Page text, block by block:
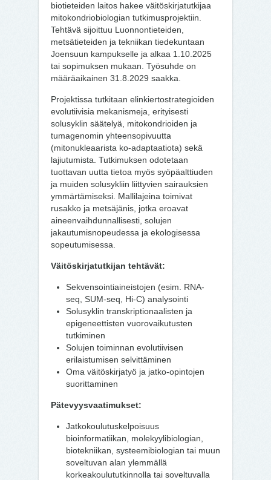
biotieteiden laitos hakee väitöskirjatutkijaa
mitokondriobiologian tutkimusprojektiin.
Tehtävä sijoittuu Luonnontieteiden,
metsätieteiden ja tekniikan tiedekuntaan
Joensuun kampukselle ja alkaa 1.10.2025
tai sopimuksen mukaan. Työsuhde on
määräaikainen 31.8.2029 saakka.
Projektissa tutkitaan elinkiertostrategioiden
evolutiivisia mekanismeja, erityisesti
solusyklin säätelyä, mitokondrioiden ja
tumagenomin yhteensopivuutta
(mitonukleaarista ko-adaptaatiota) sekä
lajiutumista. Tutkimuksen odotetaan
tuottavan uutta tietoa myös syöpäalttiuden
ja muiden solusykliin liittyvien sairauksien
ymmärtämiseksi. Mallilajeina toimivat
rusakko ja metsäjänis, jotka eroavat
aineenvaihdunnallisesti, solujen
jakautumisnopeudessa ja ekologisessa
sopeutumisessa.
Väitöskirjatutkijan tehtävät:
Sekvensointiaineistojen (esim. RNA-
seq, SUM-seq, Hi-C) analysointi
Solusyklin transkriptionaalisten ja
epigeneettisten vuorovaikutusten
tutkiminen
Solujen toiminnan evolutiivisen
erilaistumisen selvittäminen
Oma väitöskirjatyö ja jatko-opintojen
suorittaminen
Pätevyysvaatimukset:
Jatkokoulutuskelpoisuus
bioinformatiikan, molekyylibiologian,
biotekniikan, systeemibiologian tai muun
soveltuvan alan ylemmällä
korkeakoulututkinnolla tai soveltuvalla